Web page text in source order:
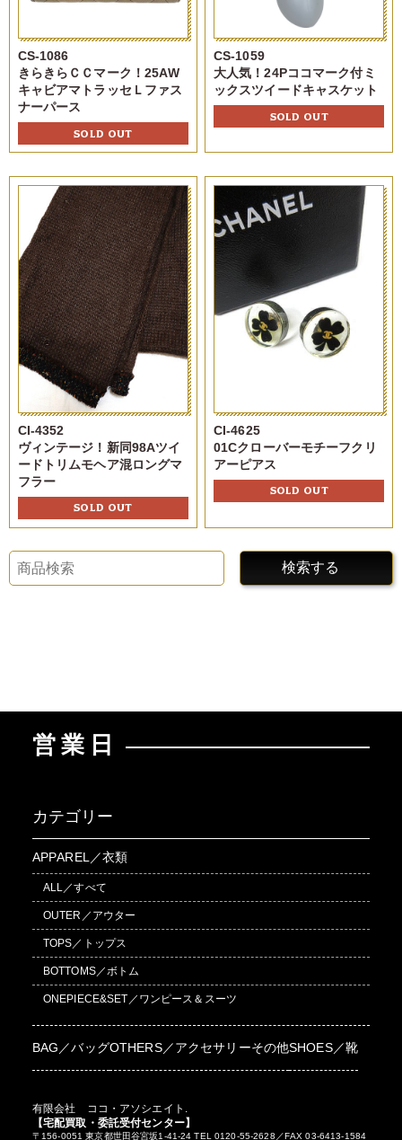
CS-1086
きらきらＣＣマーク！25AW
キャビアマトラッセＬファス
ナーパース
SOLD OUT
CS-1059
大人気！24Pココマーク付ミ
ックスツイードキャスケット
SOLD OUT
CI-4352
ヴィンテージ！新同98Aツイ
ードトリムモヘア混ロングマ
フラー
SOLD OUT
CI-4625
01Cクローバーモチーフクリ
アーピアス
SOLD OUT
検索する
営業日
カテゴリー
APPAREL／衣類
ALL／すべて
OUTER／アウター
TOPS／トップス
BOTTOMS／ボトム
ONEPIECE&SET／ワンピース＆スーツ
BAG／バッグOTHERS／アクセサリーその他SHOES／靴
有限会社 ココ・アソシエイト.
【宅配買取・委託受付センター】
〒156-0051 東京都世田谷宮坂1-41-24 TEL 0120-55-2628／FAX 03-6413-1584